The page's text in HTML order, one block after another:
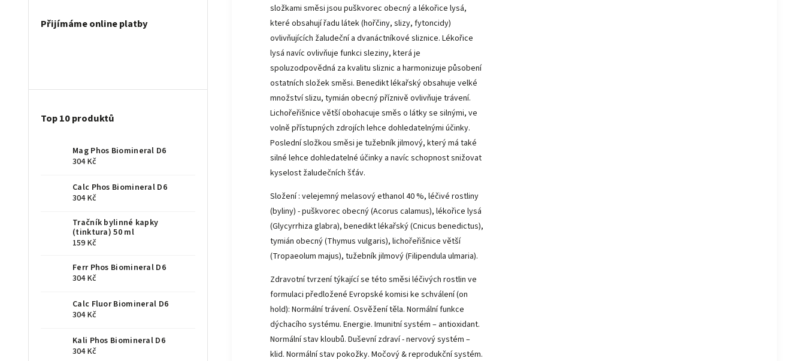
Přijímáme online platby
Top 10 produktů
Mag Phos Biomineral D6
304 Kč
Calc Phos Biomineral D6
304 Kč
Tračník bylinné kapky
(tinktura) 50 ml
159 Kč
Ferr Phos Biomineral D6
304 Kč
Calc Fluor Biomineral D6
304 Kč
Kali Phos Biomineral D6
304 Kč
složkami směsi jsou puškvorec obecný a lékořice lysá,
které obsahují řadu látek (hořčiny, slizy, fytoncidy)
ovlivňujících žaludeční a dvanáctníkové sliznice. Lékořice
lysá navíc ovlivňuje funkci sleziny, která je
spoluzodpovědná za kvalitu sliznic a harmonizuje působení
ostatních složek směsi. Benedikt lékařský obsahuje velké
množství slizu, tymián obecný příznivě ovlivňuje trávení.
Lichořeřišnice větší obohacuje směs o látky se silnými, ve
volně přístupných zdrojích lehce dohledatelnými účinky.
Poslední složkou směsi je tužebník jilmový, který má také
silné lehce dohledatelné účinky a navíc schopnost snižovat
kyselost žaludečních šťáv.
Složení : velejemný melasový ethanol 40 %, léčivé rostliny
(byliny) - puškvorec obecný (Acorus calamus), lékořice lysá
(Glycyrrhiza glabra), benedikt lékařský (Cnicus benedictus),
tymián obecný (Thymus vulgaris), lichořeřišnice větší
(Tropaeolum majus), tužebník jilmový (Filipendula ulmaria).
Zdravotní tvrzení týkající se této směsi léčivých rostlin ve
formulaci předložené Evropské komisi ke schválení (on
hold): Normální trávení. Osvěžení těla. Normální funkce
dýchacího systému. Energie. Imunitní systém – antioxidant.
Normální stav kloubů. Duševní zdraví - nervový systém –
klid. Normální stav pokožky. Močový & reprodukční systém.